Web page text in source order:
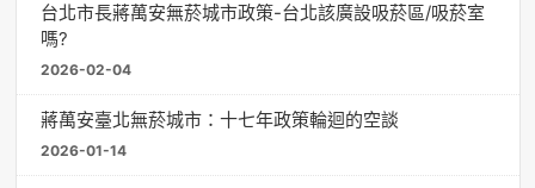
台北市長蔣萬安無菸城市政策-台北該廣設吸菸區/吸菸室
嗎?
2026-02-04
蔣萬安臺北無菸城市：十七年政策輪迴的空談
2026-01-14